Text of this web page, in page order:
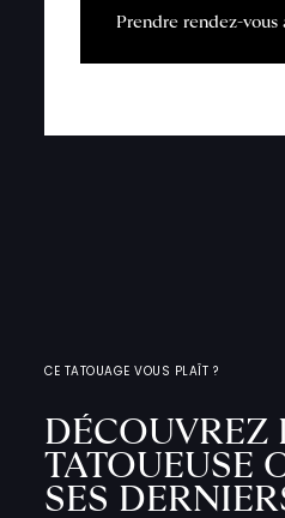
Prendre rendez-vous
CE TATOUAGE VOUS PLAÎT ?
DÉCOUVREZ
TATOUEUSE
SES